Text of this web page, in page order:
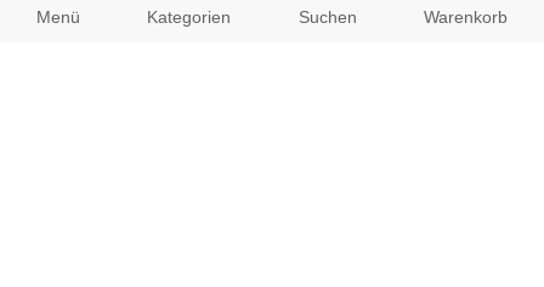
Menü Kategorien Suchen Warenkorb
Impressum